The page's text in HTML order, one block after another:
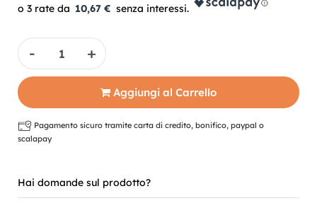
10,67 €
Quantità
Aggiungi al Carrello
Pagamento sicuro tramite carta di credito, bonifico, paypal o
scalapay
Hai domande sul prodotto?